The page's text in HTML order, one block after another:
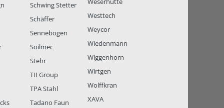
Schwing Stetter
Schäffer
Sennebogen
Soilmec
Stehr
TII Group
TPA Stahl
Tadano Faun
Westtech
Weycor
Wiedenmann
Wiggenhorn
Wirtgen
Wolffkran
XAVA